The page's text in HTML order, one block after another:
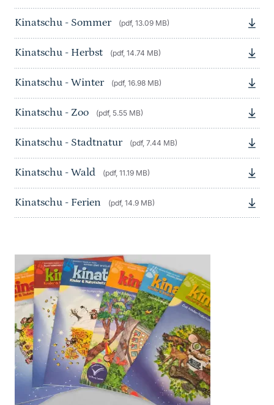
Kinatschu - Sommer (pdf, 13.09 MB)
Kinatschu - Herbst (pdf, 14.74 MB)
Kinatschu - Winter (pdf, 16.98 MB)
Kinatschu - Zoo (pdf, 5.55 MB)
Kinatschu - Stadtnatur (pdf, 7.44 MB)
Kinatschu - Wald (pdf, 11.19 MB)
Kinatschu - Ferien (pdf, 14.9 MB)